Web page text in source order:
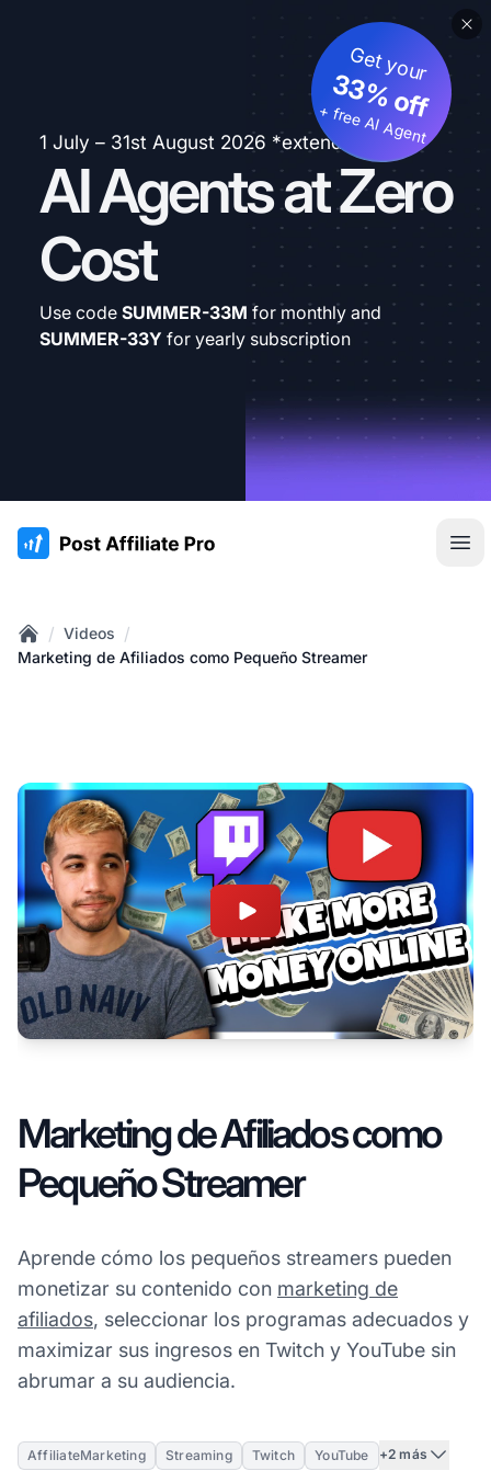
1 July – 31st August 2026 *extended
AI Agents at Zero
Cost
Get your
33% off
+ free AI Agent
Use code SUMMER-33M for monthly and
SUMMER-33Y for yearly subscription
:site.title
Home
/ Videos /
Marketing de Afiliados como Pequeño Streamer
Marketing de Afiliados como
Pequeño Streamer
Aprende cómo los pequeños streamers pueden
monetizar su contenido con marketing de
afiliados, seleccionar los programas adecuados y
maximizar sus ingresos en Twitch y YouTube sin
abrumar a su audiencia.
AffiliateMarketing Streaming Twitch YouTube +2 más